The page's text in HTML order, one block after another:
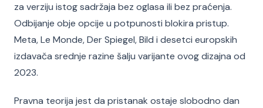
za verziju istog sadržaja bez oglasa ili bez praćenja.
Odbijanje obje opcije u potpunosti blokira pristup.
Meta, Le Monde, Der Spiegel, Bild i desetci europskih
izdavača srednje razine šalju varijante ovog dizajna od
2023.
Pravna teorija jest da pristanak ostaje slobodno dan